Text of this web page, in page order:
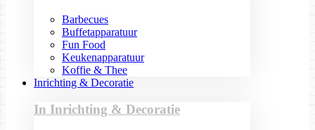
Barbecues
Buffetapparatuur
Fun Food
Keukenapparatuur
Koffie & Thee
Inrichting & Decoratie
In Inrichting & Decoratie